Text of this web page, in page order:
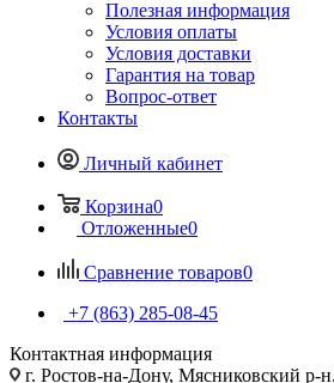
Полезная информация
Условия оплаты
Условия доставки
Гарантия на товар
Вопрос-ответ
Контакты
Личный кабинет
Корзина0
Отложенные0
Сравнение товаров0
+7 (863) 285-08-45
Контактная информация
г. Ростов-на-Дону, Мясниковский р-